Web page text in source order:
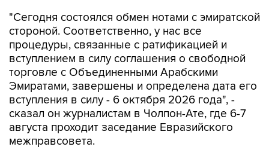
"Сегодня состоялся обмен нотами с эмиратской
стороной. Соответственно, у нас все
процедуры, связанные с ратификацией и
вступлением в силу соглашения о свободной
торговле с Объединенными Арабскими
Эмиратами, завершены и определена дата его
вступления в силу - 6 октября 2026 года", -
сказал он журналистам в Чолпон-Ате, где 6-7
августа проходит заседание Евразийского
межправсовета.